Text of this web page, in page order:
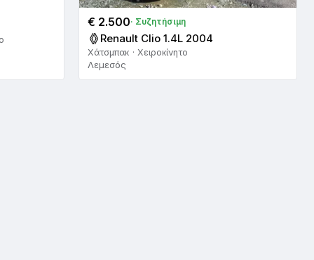
€ 2.500· Συζητήσιμη
Renault Clio 1.4L 2004
Χάτσμπακ · Χειροκίνητο
Λεμεσός